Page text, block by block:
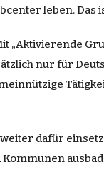
leben. Das
„Aktivierende
nur für
dafür